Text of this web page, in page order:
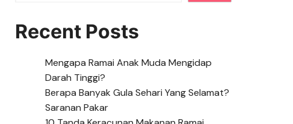
Recent Posts
Mengapa Ramai Anak Muda Mengidap
Darah Tinggi?
Berapa Banyak Gula Sehari Yang Selamat?
Saranan Pakar